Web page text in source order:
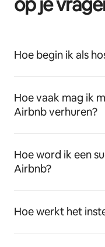
Hoe begin ik als
Hoe vaak mag ik
Airbnb verhuren?
Hoe word ik een
Airbnb?
Hoe werkt het